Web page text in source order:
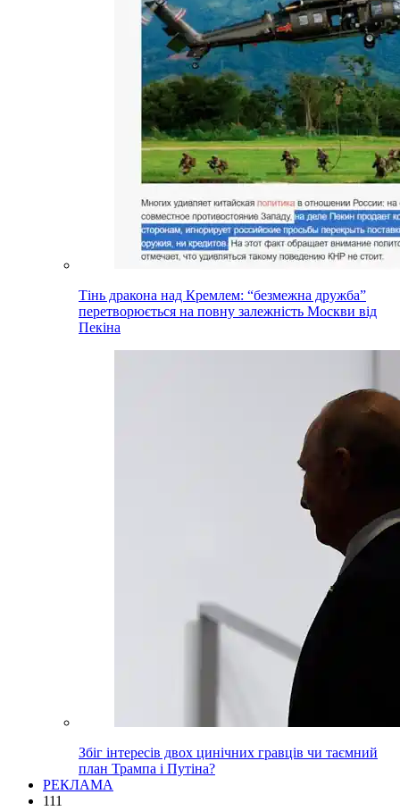
Тінь дракона над Кремлем: “безмежна дружба”
перетворюється на повну залежність Москви від
Пекіна
Збіг інтересів двох цинічних гравців чи таємний
план Трампа і Путіна?
РЕКЛАМА
111